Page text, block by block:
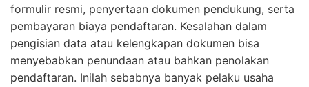
formulir resmi, penyertaan dokumen pendukung, serta
pembayaran biaya pendaftaran. Kesalahan dalam
pengisian data atau kelengkapan dokumen bisa
menyebabkan penundaan atau bahkan penolakan
pendaftaran. Inilah sebabnya banyak pelaku usaha